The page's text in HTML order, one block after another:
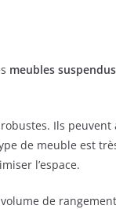
meubles suspendus
Ils
de meuble est
l’espace.
de